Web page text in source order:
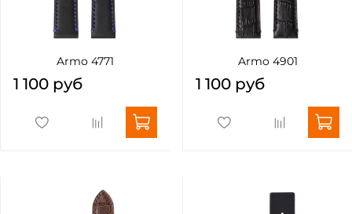
Armo 4771
1 100 руб
Armo 4901
1 100 руб